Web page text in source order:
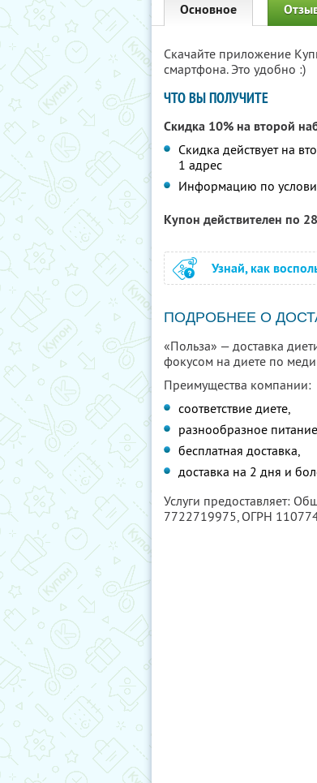
Основное
Скачайте приложение
смартфона. Это удобно :)
ЧТО ВЫ ПОЛУЧИТЕ
Скидка 10% на второй
Скидка действует на
1 адрес
Информацию по
Купон действителен по
Узнай, как
ПОДРОБНЕЕ О
«Польза» — доставка
фокусом на диете по
Преимущества компании:
соответствие диете,
разнообразное
бесплатная доставка,
доставка на 2 дня и
Услуги предоставляет:
7722719975, ОГРН